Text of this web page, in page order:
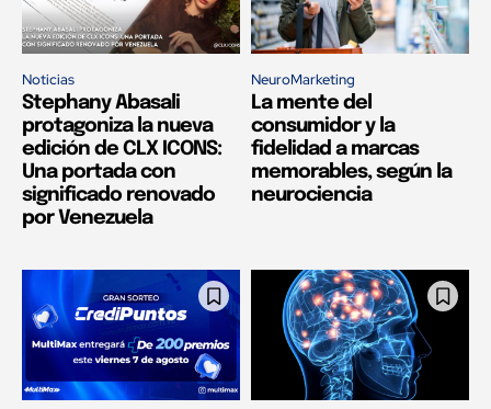
Noticias
Stephany Abasali
protagoniza la nueva
edición de CLX ICONS:
Una portada con
significado renovado
por Venezuela
NeuroMarketing
La mente del
consumidor y la
fidelidad a marcas
memorables, según la
neurociencia